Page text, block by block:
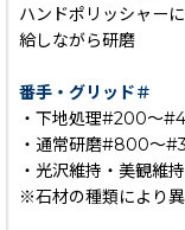
ハンドポリッシャー
給しながら研磨
番手・グリッド＃
・下地処理#200〜
・通常研磨#800〜
・光沢維持・美観維
※石材の種類により異